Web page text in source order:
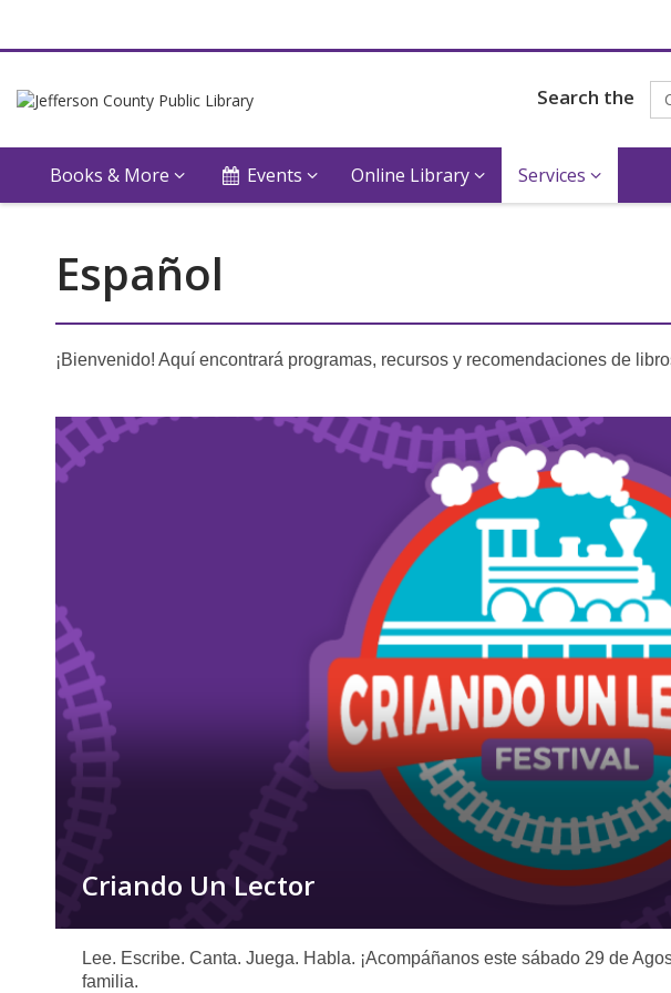
Search the
Books & More Events Online Library Services
Español
Español
¡Bienvenido! Aquí encontrará programas, recursos y recomendaciones de
Featured
Criando Un Lector
Lee. Escribe. Canta. Juega. Habla. ¡Acompáñanos este sábado 29 de
familia.